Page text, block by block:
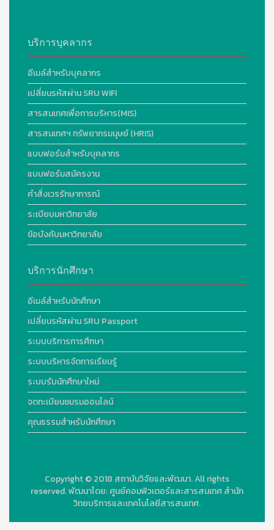
บริการบุคลากร
อีเมล์สำหรับบุคลากร
เปลี่ยนรหัสผ่าน SRU WIFI
สารสนเทศเพื่อการบริหาร(MIS)
สารสนเทศฯ ทรัพยากรมนุษย์ (HRIS)
แบบฟอร์มสำหรับบุคลากร
แบบฟอร์มสมัครงาน
คำสั่งเวรรักษาการณ์
ระเบียบมหาวิทยาลัย
ข้อบังคับมหาวิทยาลัย
บริการนักศึกษา
อีเมล์สำหรับนักศึกษา
เปลี่ยนรหัสผ่าน SRU Passport
ระบบบริการการศึกษา
ระบบบริหารจัดการเรียนรู้
ระบบรับนักศึกษาใหม่
จดทะเบียนชมรมออนไลน์
คุณธรรมสำหรับนักศึกษา
Copyright © 2018 สถาบันวิจัยและพัฒนา. All rights
reserved.พัฒนาโดย:ศูนย์คอมพิวเตอร์และสารสนเทศ สำนัก
วิทยบริการและเทคโนโลยีสารสนเทศ.